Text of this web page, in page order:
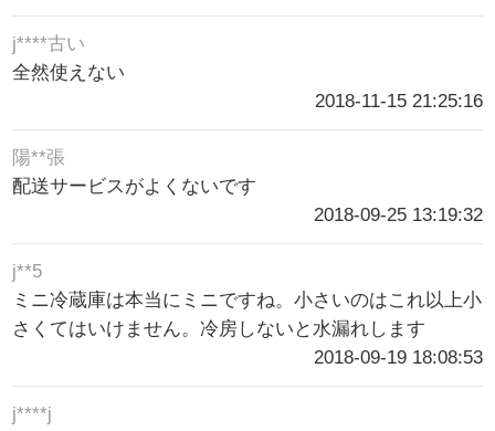
j****古い
全然使えない
2018-11-15 21:25:16
陽**張
配送サービスがよくないです
2018-09-25 13:19:32
j**5
ミニ冷蔵庫は本当にミニですね。小さいのはこれ以上小
さくてはいけません。冷房しないと水漏れします
2018-09-19 18:08:53
j****j